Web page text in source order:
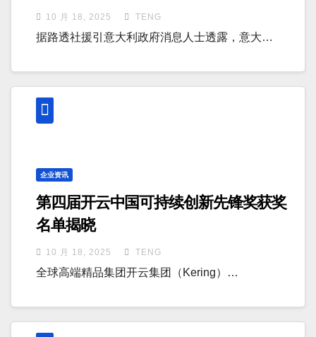
10 月 18, 2025 TENG
据路透社援引意大利政府消息人士透露，意大…
企业资讯
第四届开云中国可持续创新先锋奖获奖
名单揭晓
10 月 18, 2025 TENG
全球高端精品集团开云集团（Kering）…